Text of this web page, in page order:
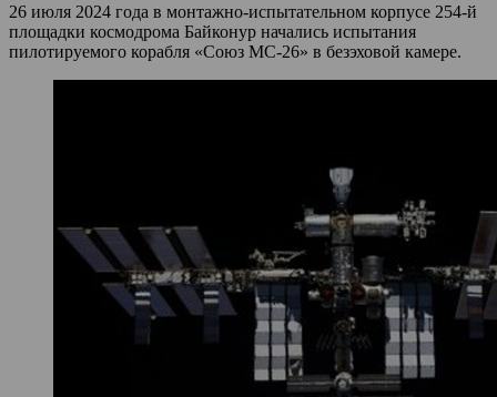
26 июля 2024 года в монтажно-испытательном корпусе 254-й
площадки космодрома Байконур начались испытания
пилотируемого корабля «Союз МС-26» в безэховой камере.